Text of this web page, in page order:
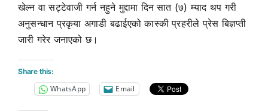
खेल्न वा सट्टेवाजी गर्न नहुने मुद्दामा दिन सात (७) म्याद थप गरी
अनुसन्धान प्रकृया अगाडी बढाईएको कास्की प्रहरीले प्रेस बिज्ञप्ती
जारी गरेर जनाएको छ।
Share this:
WhatsApp Email